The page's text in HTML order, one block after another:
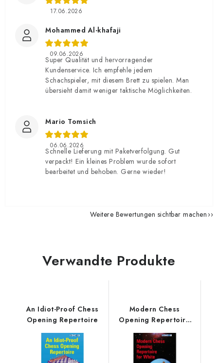
17.06.2026
Mohammed Al-khafaji
09.06.2026
Super Qualität und hervorragender
Kundenservice. Ich empfehle jedem
Schachspieler, mit diesem Brett zu spielen. Man
übersieht damit weniger taktische Möglichkeiten.
Mario Tomsich
06.06.2026
Schnelle Lieferung mit Paketverfolgung. Gut
verpackt! Ein kleines Problem wurde sofort
bearbeitet und behoben. Gerne wieder!
Weitere Bewertungen sichtbar machen
Verwandte Produkte
An Idiot-Proof Chess
Opening Repertoire
Modern Chess
Opening Repertoire
for White